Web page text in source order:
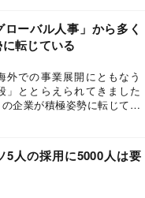
コスト削減の要請から始まっ
にきて経営に資する人材を育
題になってきた観がありま
ローバル人事」から多く
転じている
外での事業展開にともなう
」ととらえられてきました
企業が積極姿勢に転じてき
の必要をまかなう採用・育
です。とはいえ、そのよう
業は一握りで、グローバル
様なレベルを内包している
5人の採用に5000人は要